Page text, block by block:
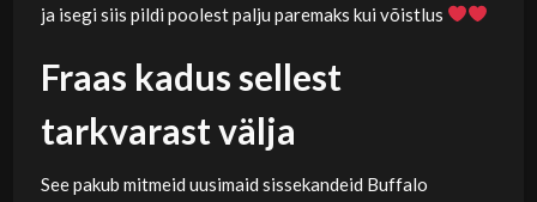
ja isegi siis pildi poolest palju paremaks kui võistlus
Fraas kadus sellest
tarkvarast välja
See pakub mitmeid uusimaid sissekandeid Buffalo